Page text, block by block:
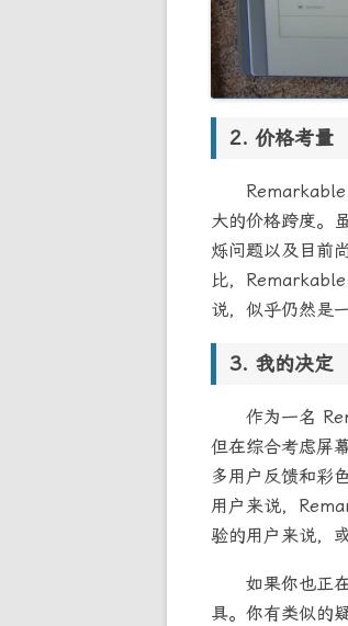
价格考量
大的价格跨度。
烁问题以及目前
比，
说，似乎仍然是
我的决定
作为一名
但在综合考虑屏
多用户反馈和彩
用户来说，
验的用户来说，
如果你也正
具。你有类似的